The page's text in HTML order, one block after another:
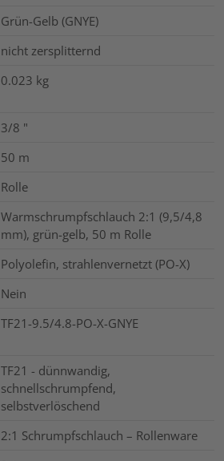
Grün-Gelb (GNYE)
nicht zersplitternd
0.023 kg
3/8 "
50 m
Rolle
Warmschrumpfschlauch 2:1 (9,5/4,8
mm), grün-gelb, 50 m Rolle
Polyolefin, strahlenvernetzt (PO-X)
Nein
TF21-9.5/4.8-PO-X-GNYE
TF21 - dünnwandig,
schnellschrumpfend,
selbstverlöschend
2:1 Schrumpfschlauch – Rollenware